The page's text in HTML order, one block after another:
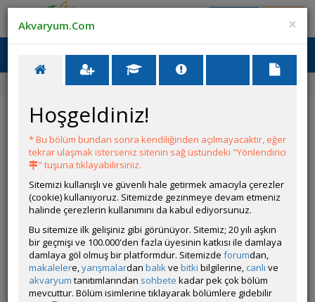
Ana Menü
Akvaryum Tanıtımı Orta Amerika'ya Dönüş
Orta Amerika'ya Dönüş
YANIT YAZ Git
Frkn
Çevrim Dışı
Özel Üye
Gönderim Zamanı:25 Haziran 2023 16:01
Yazar:Cengizhan06
Bitki ve kum 🤔
Eklenecek kardeşim. Köklerin suyu çekmesi ve yukarıya
×
Akvaryum.Com
Hoşgeldiniz!
* Bu bölüm bundan sonra kendiliğinden açılmayacaktır, eğer
tekrar ulaşmak isterseniz sitenin sağ üstündeki "Yönlendirici
" tuşuna tıklayabilirsiniz.
Sitemizi kullanışlı ve güvenli hale getirmek amacıyla çerezler
(cookie) kullanıyoruz. Sitemizde gezinmeye devam etmeniz
halinde çerezlerin kullanımını da kabul ediyorsunuz.
Bu sitemize ilk gelişiniz gibi görünüyor. Sitemiz; 20 yılı aşkın
bir geçmişi ve 100.000'den fazla üyesinin katkısı ile damlaya
damlaya göl olmuş bir platformdur. Sitemizde forumdan,
makalelere,yarışmalardan balıkve bitki bilgilerine, canlı ve
akvaryum tanıtımlarından sohbete kadar pek çok bölüm
mevcuttur. Bölüm isimlerine tıklayarak bölümlere gidebilir